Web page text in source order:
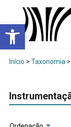
Abrir a
Início > Taxonomia >